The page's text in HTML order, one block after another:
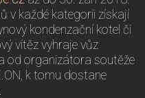
v každé kategorii získají
kondenzační kotel či
vítěz vyhraje vůz
od organizátora soutěže
k tomu dostane